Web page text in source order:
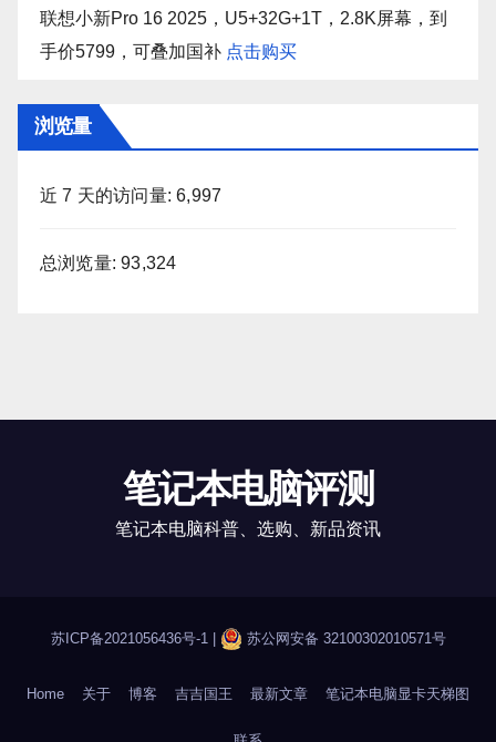
联想小新Pro 16 2025，U5+32G+1T，2.8K屏幕，到
手价5799，可叠加国补 点击购买
浏览量
近 7 天的访问量:6,997
总浏览量:93,324
笔记本电脑评测
笔记本电脑科普、选购、新品资讯
苏ICP备2021056436号-1 苏公网安备 32100302010571号
Home 关于 博客 吉吉国王 最新文章 笔记本电脑显卡天梯图